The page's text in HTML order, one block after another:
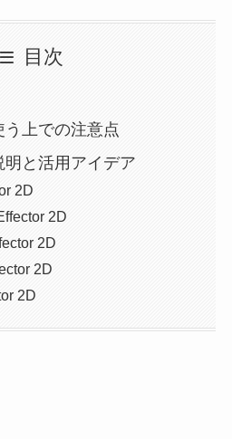
目次
上での注意点
と活用アイデア
2D
2D
2D
2D
2D